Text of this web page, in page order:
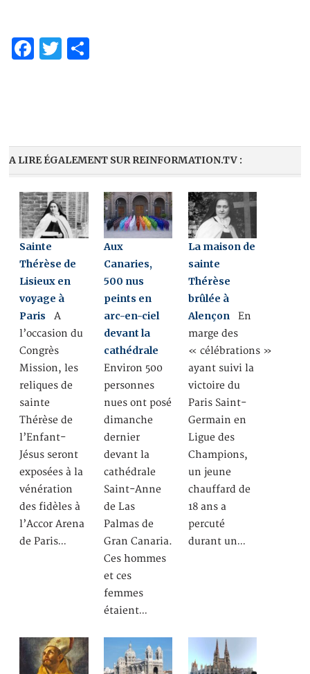
Facebook
Twitter
A LIRE ÉGALEMENT SUR REINFORMATION.TV :
Sainte
Thérèse de
Lisieux en
voyage à
Paris A
l’occasion du
Congrès
Mission, les
reliques de
sainte
Thérèse de
l’Enfant-
Jésus seront
exposées à la
vénération
des fidèles à
l’Accor Arena
de Paris…
Aux
Canaries,
500 nus
peints en
arc-en-ciel
devant la
cathédrale
Environ 500
personnes
nues ont posé
dimanche
dernier
devant la
cathédrale
Saint-Anne
de Las
Palmas de
Gran Canaria.
Ces hommes
et ces
femmes
étaient…
La maison de
sainte
Thérèse
brûlée à
Alençon En
marge des
« célébrations »
ayant suivi la
victoire du
Paris Saint-
Germain en
Ligue des
Champions,
un jeune
chauffard de
18 ans a
percuté
durant un…